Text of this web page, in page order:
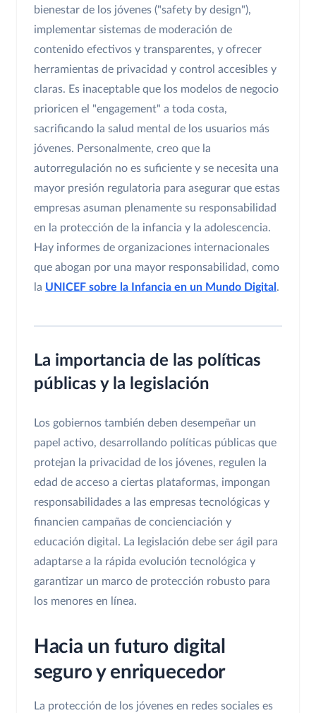
bienestar de los jóvenes ("safety by design"),
implementar sistemas de moderación de
contenido efectivos y transparentes, y ofrecer
herramientas de privacidad y control accesibles y
claras. Es inaceptable que los modelos de negocio
prioricen el "engagement" a toda costa,
sacrificando la salud mental de los usuarios más
jóvenes. Personalmente, creo que la
autorregulación no es suficiente y se necesita una
mayor presión regulatoria para asegurar que estas
empresas asuman plenamente su responsabilidad
en la protección de la infancia y la adolescencia.
Hay informes de organizaciones internacionales
que abogan por una mayor responsabilidad, como
la UNICEF sobre la Infancia en un Mundo Digital .
La importancia de las políticas
públicas y la legislación
Los gobiernos también deben desempeñar un
papel activo, desarrollando políticas públicas que
protejan la privacidad de los jóvenes, regulen la
edad de acceso a ciertas plataformas, impongan
responsabilidades a las empresas tecnológicas y
financien campañas de concienciación y
educación digital. La legislación debe ser ágil para
adaptarse a la rápida evolución tecnológica y
garantizar un marco de protección robusto para
los menores en línea.
Hacia un futuro digital
seguro y enriquecedor
La protección de los jóvenes en redes sociales es